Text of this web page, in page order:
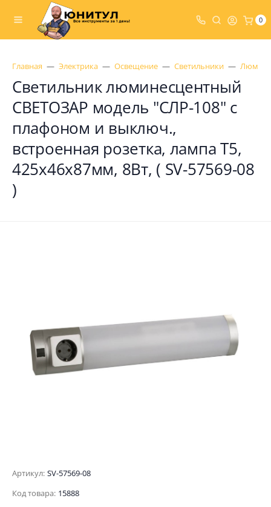
0
Главная Электрика Освещение Светильники
Светильник люминесцентный
СВЕТОЗАР модель "СЛР-108" с
плафоном и выключ.,
встроенная розетка, лампа Т5,
425x46x87мм, 8Вт, ( SV-57569-08
)
Артикул: SV-57569-08
Код товара: 15888